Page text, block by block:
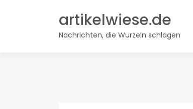
artikelwiese.de
Nachrichten, die Wurzeln schlagen